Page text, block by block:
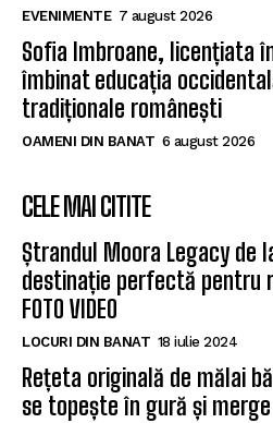
EVENIMENTE 7 august 2026
Sofia Imbroane, licențiata
îmbinat educația
tradiționale românești
OAMENI DIN BANAT 6 august 2026
CELE MAI CITITE
Ștrandul Moora Legacy de
destinație perfectă pentru
FOTO VIDEO
LOCURI DIN BANAT 18 iulie 2024
Rețeta originală de mălai
se topește în gură și